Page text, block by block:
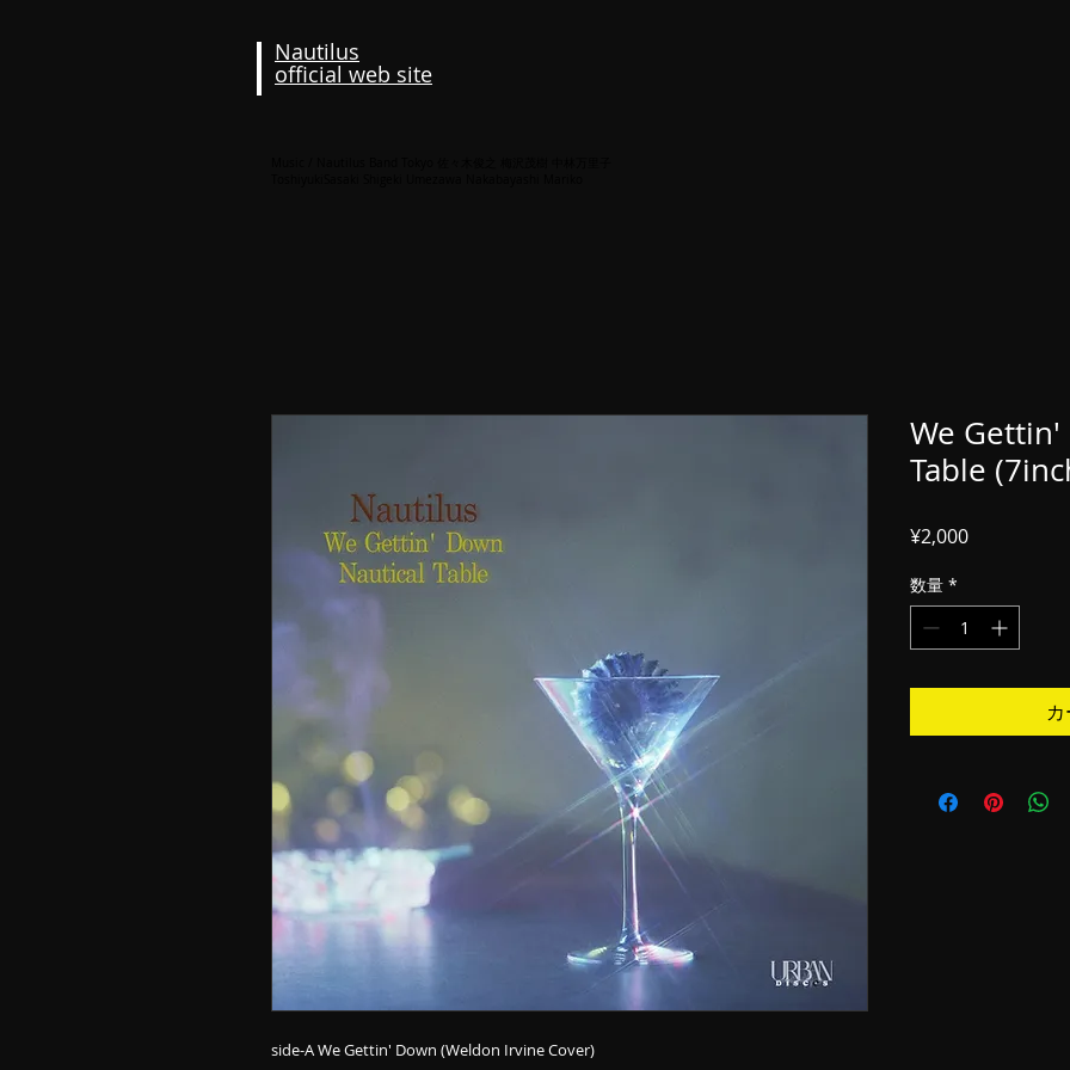
Nautilus
official web site
side-A We Gettin' Down (Weldon Irvine Cover)
We
Table
¥2,000価
数量 *